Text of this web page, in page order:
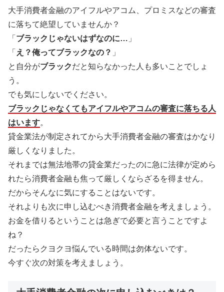
大手消費者金融のアイフルやアコム、プロミスなどの審査
に落ちて絶望していませんか？
「 ブラックじゃないはずなのに… 」
「 え？俺ってブラックなの？ 」
と自分がブラックだと知らなかった人も多いことでしょ
う。
でも気にしないでください。
ブラックじゃなくてもアイフルやアコムの審査に落ちる人
はいます。
貸金業法が制定されてから大手消費者金融の審査はかなり
厳しくなりました。
それまでは無法地帯の貸金業だったのに急に法律が定めら
れたら消費者金融も焦って厳しくならざるを得ません。
だからそんなに気にすることはないです。
それよりも次に申し込むべき消費者金融を考えましょう。
お金を借りるということは急ぎで必要と言うことですよ
ね？
だったらクヨクヨ悩んでいる時間は勿体ないです。
今すぐ次の対策を考えましょう。